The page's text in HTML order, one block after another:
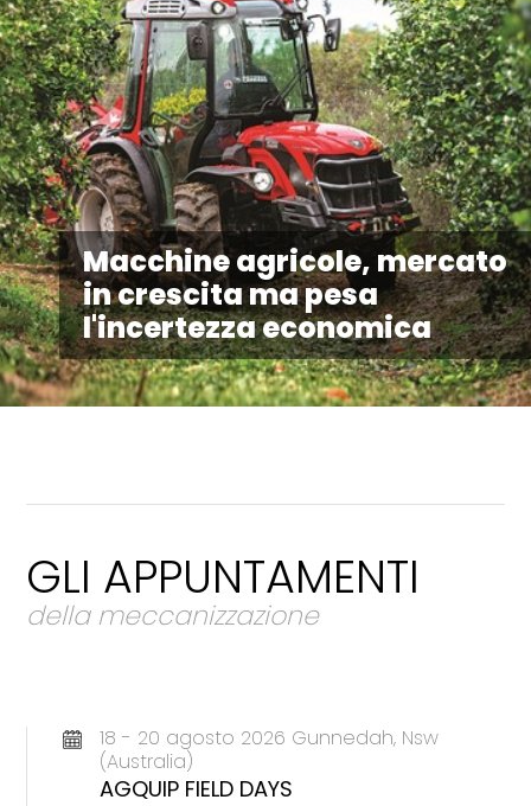
Macchine agricole, mercato
in crescita ma pesa
l'incertezza economica
GLI APPUNTAMENTI
della meccanizzazione
18 - 20 agosto 2026 Gunnedah, Nsw
(Australia)
AGQUIP FIELD DAYS